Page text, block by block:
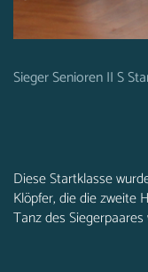
Sieger Senioren II S
Diese Startklasse
Klöpfer, die die zweite
Tanz des